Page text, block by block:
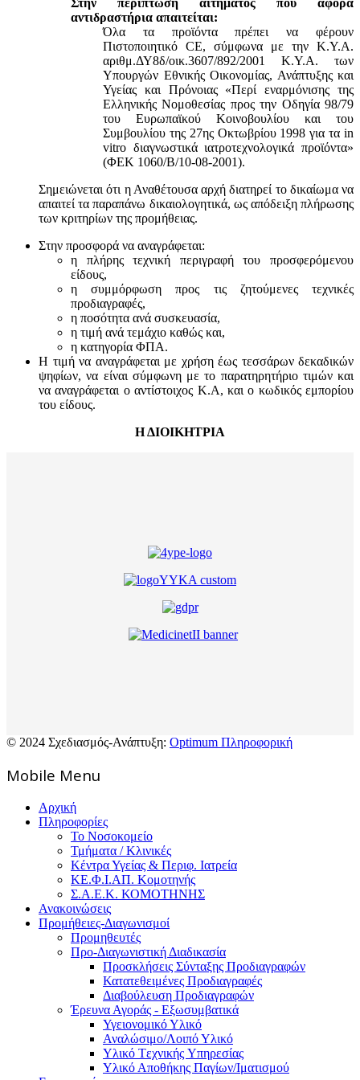
Στην περίπτωση αιτήματος που αφορά
αντιδραστήρια απαιτείται:
Όλα τα προϊόντα πρέπει να φέρουν
Πιστοποιητικό CE, σύμφωνα με την Κ.Υ.Α.
αριθμ.ΔΥ8δ/οικ.3607/892/2001 Κ.Υ.Α. των
Υπουργών Εθνικής Οικονομίας, Ανάπτυξης και
Υγείας και Πρόνοιας «Περί εναρμόνισης της
Ελληνικής Νομοθεσίας προς την Οδηγία 98/79
του Ευρωπαϊκού Κοινοβουλίου και του
Συμβουλίου της 27ης Οκτωβρίου 1998 για τα in
vitro διαγνωστικά ιατροτεχνολογικά προϊόντα»
(ΦΕΚ 1060/Β/10-08-2001).
Σημειώνεται ότι η Αναθέτουσα αρχή διατηρεί το δικαίωμα να
απαιτεί τα παραπάνω δικαιολογητικά, ως απόδειξη πλήρωσης
των κριτηρίων της προμήθειας.
Στην προσφορά να αναγράφεται:
η πλήρης τεχνική περιγραφή του προσφερόμενου
είδους,
η συμμόρφωση προς τις ζητούμενες τεχνικές
προδιαγραφές,
η ποσότητα ανά συσκευασία,
η τιμή ανά τεμάχιο καθώς και,
η κατηγορία ΦΠΑ.
Η τιμή να αναγράφεται με χρήση έως τεσσάρων δεκαδικών
ψηφίων, να είναι σύμφωνη με το παρατηρητήριο τιμών και
να αναγράφεται ο αντίστοιχος Κ.Α, και ο κωδικός εμπορίου
του είδους.
Η ΔΙΟΙΚΗΤΡΙΑ
© 2024 Σχεδιασμός-Ανάπτυξη: Optimum Πληροφορική
Mοbile Menu
Αρχική
Πληροφορίες
Το Νοσοκομείο
Τμήματα / Κλινικές
Κέντρα Υγείας & Περιφ. Ιατρεία
ΚΕ.Φ.Ι.ΑΠ. Κομοτηνής
Σ.Α.Ε.Κ. ΚΟΜΟΤΗΝΗΣ
Ανακοινώσεις
Προμήθειες-Διαγωνισμοί
Προμηθευτές
Προ-Διαγωνιστική Διαδικασία
Προσκλήσεις Σύνταξης Προδιαγραφών
Κατατεθειμένες Προδιαγραφές
Διαβούλευση Προδιαγραφών
Έρευνα Αγοράς - Εξωσυμβατικά
Υγειονομικό Υλικό
Αναλώσιμο/Λοιπό Υλικό
Υλικό Tεχνικής Yπηρεσίας
Υλικό Αποθήκης Παγίων/Ιματισμού